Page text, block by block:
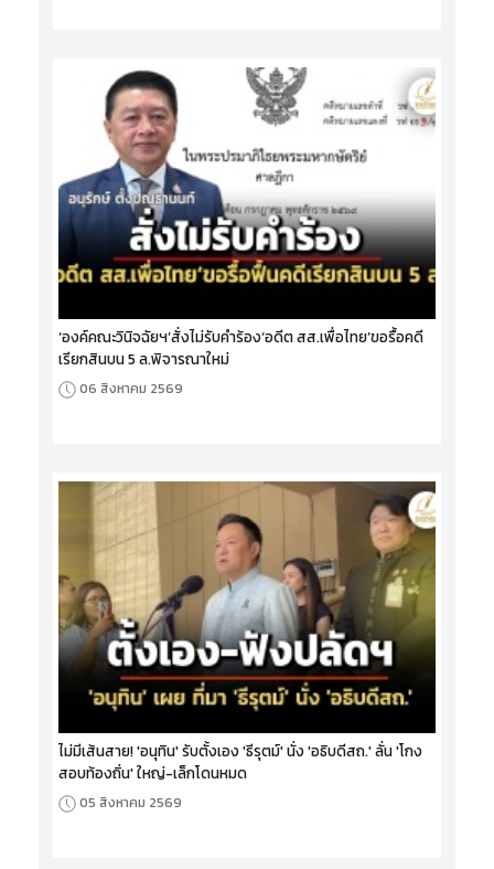
‘องค์คณะวินิจฉัยฯ’สั่งไม่รับคำร้อง‘อดีต สส.เพื่อไทย’ขอรื้อคดี
เรียกสินบน 5 ล.พิจารณาใหม่
06 สิงหาคม 2569
ไม่มีเส้นสาย! 'อนุทิน' รับตั้งเอง 'ธีรุตม์' นั่ง 'อธิบดีสถ.' ลั่น 'โกง
สอบท้องถิ่น' ใหญ่-เล็กโดนหมด
05 สิงหาคม 2569